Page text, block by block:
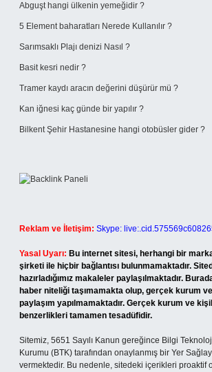
Abguşt hangi ülkenin yemeğidir ?
5 Element baharatları Nerede Kullanılır ?
Sarımsaklı Plajı denizi Nasıl ?
Basit kesri nedir ?
Tramer kaydı aracın değerini düşürür mü ?
Kan iğnesi kaç günde bir yapılır ?
Bilkent Şehir Hastanesine hangi otobüsler gider ?
Reklam ve İletişim: Skype:
Yasal Uyarı: Bu internet sitesi, herhangi bir
şirketi ile hiçbir bağlantısı bulunmamaktadır.
hazırladığımız makaleler paylaşılmaktadır.
haber niteliği taşımamakta olup, gerçek kurum
paylaşım yapılmamaktadır. Gerçek kurum ve
benzerlikleri tamamen tesadüfidir.
Sitemiz, 5651 Sayılı Kanun gereğince Bilgi
Kurumu (BTK) tarafından onaylanmış bir Yer
vermektedir. Bu nedenle, sitedeki içerikleri proaktif